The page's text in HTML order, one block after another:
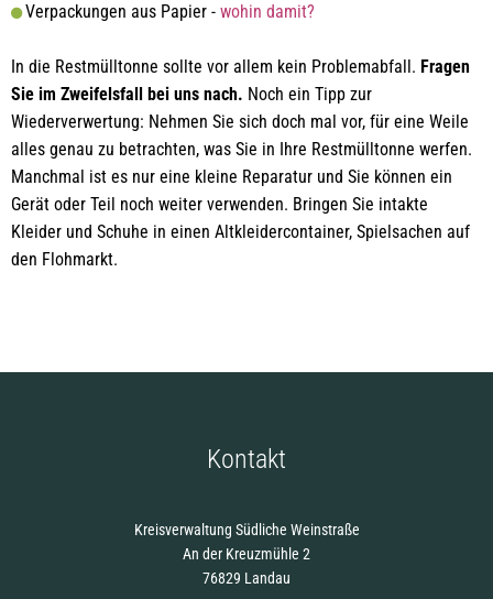
Verpackungen aus Papier -wohin damit?
In die Restmülltonne sollte vor allem kein Problemabfall. Fragen
Sie im Zweifelsfall bei uns nach. Noch ein Tipp zur
Wiederverwertung: Nehmen Sie sich doch mal vor, für eine Weile
alles genau zu betrachten, was Sie in Ihre Restmülltonne werfen.
Manchmal ist es nur eine kleine Reparatur und Sie können ein
Gerät oder Teil noch weiter verwenden. Bringen Sie intakte
Kleider und Schuhe in einen Altkleidercontainer, Spielsachen auf
den Flohmarkt.
Kontakt
Kreisverwaltung Südliche Weinstraße
An der Kreuzmühle 2
76829 Landau